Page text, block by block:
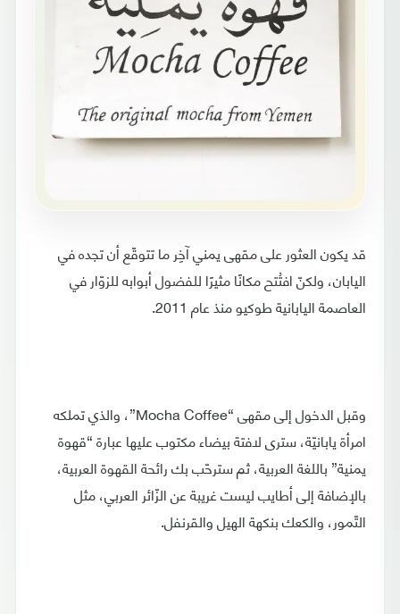
قد يكون العثور على مقهى يمني آخِر ما تتوقّع أن تجده في
اليابان، ولكنّ افتُتح مكانًا مثيرًا للفضول أبوابه للزوّار في
العاصمة اليابانية طوكيو منذ عام 2011.
وقبل الدخول إلى مقهى “Mocha Coffee”، والذي تملكه
امرأة يابانيّة، سترى لافتة بيضاء مكتوب عليها عبارة “قهوة
يمنية” باللغة العربية، ثم سترحّب بك رائحة القهوة العربية،
بالإضافة إلى أطايب ليست غريبة عن الزّائر العربي، مثل
التّمور، والكعك بنكهة الهيل والقرنفل.